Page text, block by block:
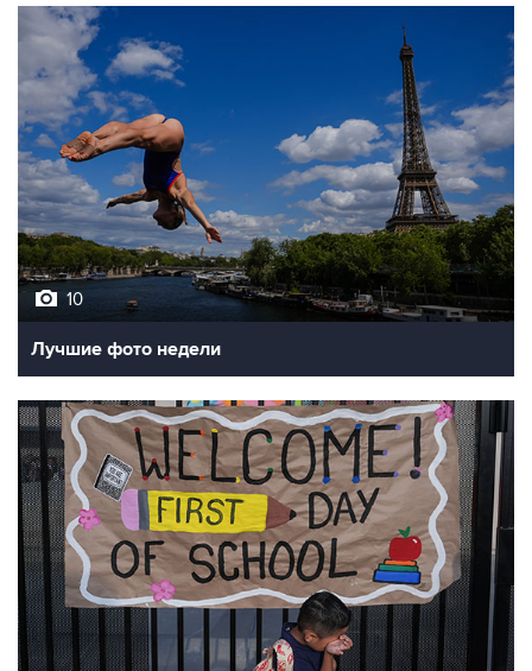
10
Лучшие фото недели